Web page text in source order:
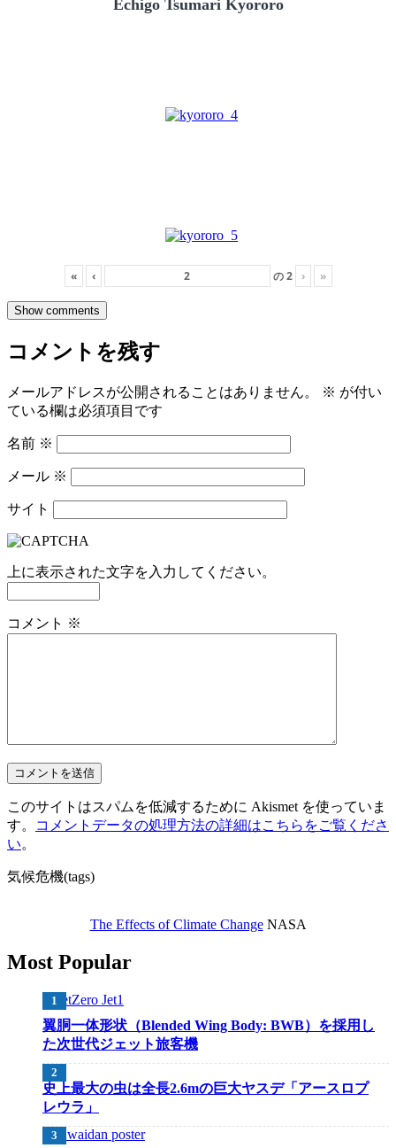
Echigo Tsumari Kyororo
« ‹ の2 › »
Show comments
コメントを残す
メールアドレスが公開されることはありません。 ※ が付い
ている欄は必須項目です
名前 ※
メール ※
サイト
上に表示された文字を入力してください。
コメント ※
このサイトはスパムを低減するために Akismet を使っていま
す。
コメントデータの処理方法の詳細はこちらをご覧くださ
い。
気候危機(tags)
The Effects of Climate ChangeNASA
Most Popular
翼胴一体形状（Blended Wing Body: BWB）を採用し
た次世代ジェット旅客機
史上最大の虫は全長2.6mの巨大ヤスデ「アースロプ
レウラ」